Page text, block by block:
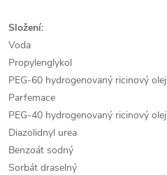
Složení:
Voda
Propylenglykol
PEG-60 hydrogenovaný ricinový olej
Parfemace
PEG-40 hydrogenovaný ricinový olej
Diazolidnyl urea
Benzoát sodný
Sorbát draselný